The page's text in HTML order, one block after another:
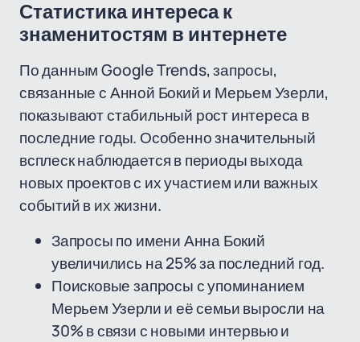
Статистика интереса к
знаменитостям в интернете
По данным Google Trends, запросы,
связанные с Анной Бокий и Мерьем Узерли,
показывают стабильный рост интереса в
последние годы. Особенно значительный
всплеск наблюдается в периоды выхода
новых проектов с их участием или важных
событий в их жизни.
Запросы по имени Анна Бокий
увеличились на 25% за последний год.
Поисковые запросы с упоминанием
Мерьем Узерли и её семьи выросли на
30% в связи с новыми интервью и